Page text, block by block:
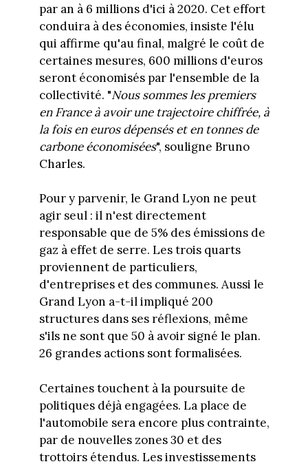
par an à 6 millions d'ici à 2020. Cet effort
conduira à des économies, insiste l'élu
qui affirme qu'au final, malgré le coût de
certaines mesures, 600 millions d'euros
seront économisés par l'ensemble de la
collectivité. "Nous sommes les premiers
en France à avoir une trajectoire chiffrée, à
la fois en euros dépensés et en tonnes de
carbone économisées", souligne Bruno
Charles.
Pour y parvenir, le Grand Lyon ne peut
agir seul : il n'est directement
responsable que de 5% des émissions de
gaz à effet de serre. Les trois quarts
proviennent de particuliers,
d'entreprises et des communes. Aussi le
Grand Lyon a-t-il impliqué 200
structures dans ses réflexions, même
s'ils ne sont que 50 à avoir signé le plan.
26 grandes actions sont formalisées.
Certaines touchent à la poursuite de
politiques déjà engagées. La place de
l'automobile sera encore plus contrainte,
par de nouvelles zones 30 et des
trottoirs étendus. Les investissements